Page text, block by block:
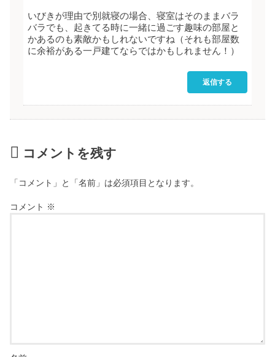
いびきが理由で別就寝の場合、寝室はそのままバラ
バラでも、起きてる時に一緒に過ごす趣味の部屋と
かあるのも素敵かもしれないですね（それも部屋数
に余裕がある一戸建てならではかもしれません！）
返信する
コメントを残す
「コメント」と「名前」は必須項目となります。
コメント ※